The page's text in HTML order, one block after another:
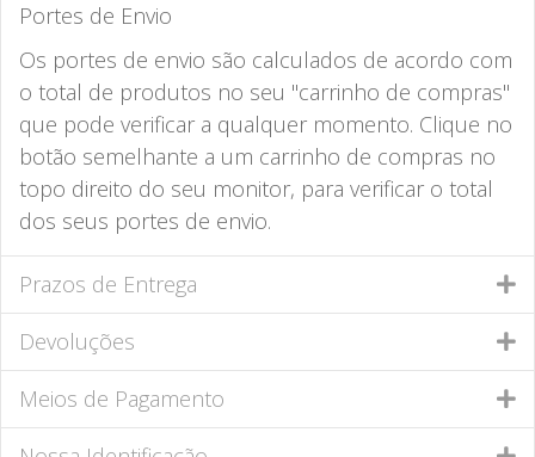
Portes de Envio
Os portes de envio são calculados de acordo com
o total de produtos no seu "carrinho de compras"
que pode verificar a qualquer momento. Clique no
botão semelhante a um carrinho de compras no
topo direito do seu monitor, para verificar o total
dos seus portes de envio.
Prazos de Entrega
Devoluções
Meios de Pagamento